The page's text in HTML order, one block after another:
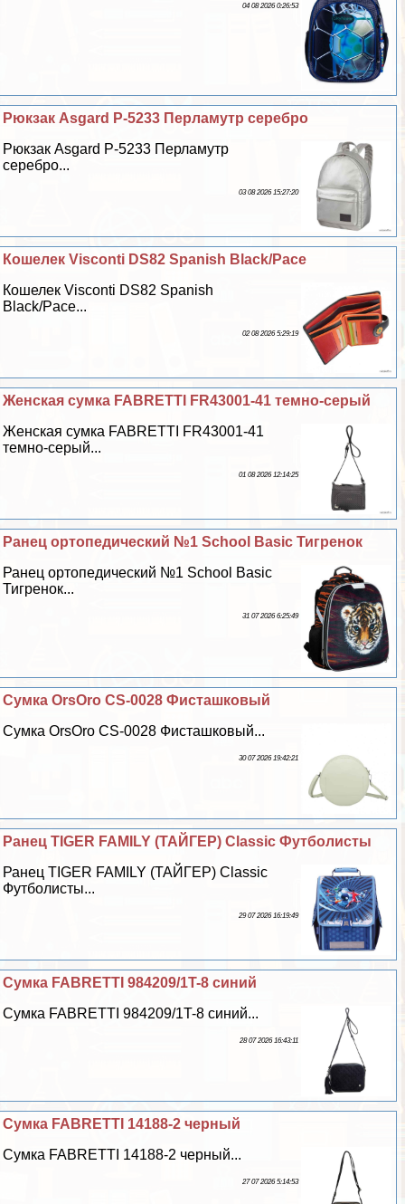
04 08 2026 0:26:53
Рюкзак Asgard Р-5233 Перламутр серебро
Рюкзак Asgard Р-5233 Перламутр
серебро...
03 08 2026 15:27:20
Кошелек Visconti DS82 Spanish Black/Pace
Кошелек Visconti DS82 Spanish
Black/Pace...
02 08 2026 5:29:19
Женская сумка FABRETTI FR43001-41 темно-серый
Женская сумка FABRETTI FR43001-41
темно-серый...
01 08 2026 12:14:25
Ранец ортопедический №1 School Basic Тигренок
Ранец ортопедический №1 School Basic
Тигренок...
31 07 2026 6:25:49
Сумка OrsOro CS-0028 Фисташковый
Сумка OrsOro CS-0028 Фисташковый...
30 07 2026 19:42:21
Ранец TIGER FAMILY (ТАЙГЕР) Classic Футболисты
Ранец TIGER FAMILY (ТАЙГЕР) Classic
Футболисты...
29 07 2026 16:19:49
Сумка FABRETTI 984209/1T-8 синий
Сумка FABRETTI 984209/1T-8 синий...
28 07 2026 16:43:11
Сумка FABRETTI 14188-2 черный
Сумка FABRETTI 14188-2 черный...
27 07 2026 5:14:53